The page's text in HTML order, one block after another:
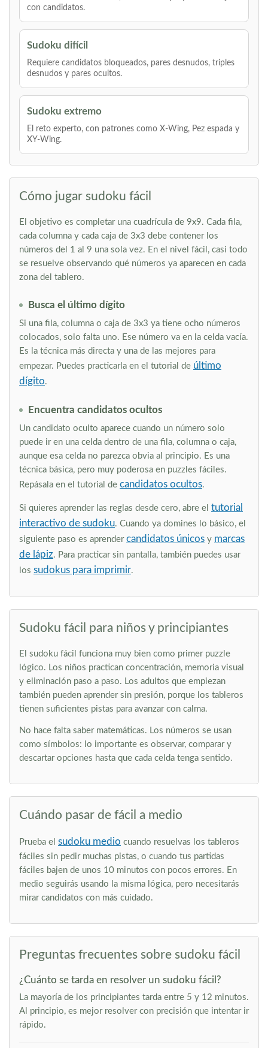
con candidatos.
Sudoku difícil
Requiere candidatos bloqueados, pares desnudos, triples
desnudos y pares ocultos.
Sudoku extremo
El reto experto, con patrones como X-Wing, Pez espada y
XY-Wing.
Cómo jugar sudoku fácil
El objetivo es completar una cuadrícula de 9x9. Cada fila,
cada columna y cada caja de 3x3 debe contener los
números del 1 al 9 una sola vez. En el nivel fácil, casi todo
se resuelve observando qué números ya aparecen en cada
zona del tablero.
Busca el último dígito
Si una fila, columna o caja de 3x3 ya tiene ocho números
colocados, solo falta uno. Ese número va en la celda vacía.
Es la técnica más directa y una de las mejores para
empezar. Puedes practicarla en el tutorial de último
dígito.
Encuentra candidatos ocultos
Un candidato oculto aparece cuando un número solo
puede ir en una celda dentro de una fila, columna o caja,
aunque esa celda no parezca obvia al principio. Es una
técnica básica, pero muy poderosa en puzzles fáciles.
Repásala en el tutorial de candidatos ocultos.
Si quieres aprender las reglas desde cero, abre el tutorial
interactivo de sudoku. Cuando ya domines lo básico, el
siguiente paso es aprender candidatos únicos y marcas
de lápiz. Para practicar sin pantalla, también puedes usar
los sudokus para imprimir.
Sudoku fácil para niños y principiantes
El sudoku fácil funciona muy bien como primer puzzle
lógico. Los niños practican concentración, memoria visual
y eliminación paso a paso. Los adultos que empiezan
también pueden aprender sin presión, porque los tableros
tienen suficientes pistas para avanzar con calma.
No hace falta saber matemáticas. Los números se usan
como símbolos: lo importante es observar, comparar y
descartar opciones hasta que cada celda tenga sentido.
Cuándo pasar de fácil a medio
Prueba el sudoku medio cuando resuelvas los tableros
fáciles sin pedir muchas pistas, o cuando tus partidas
fáciles bajen de unos 10 minutos con pocos errores. En
medio seguirás usando la misma lógica, pero necesitarás
mirar candidatos con más cuidado.
Preguntas frecuentes sobre sudoku fácil
¿Cuánto se tarda en resolver un sudoku fácil?
La mayoría de los principiantes tarda entre 5 y 12 minutos.
Al principio, es mejor resolver con precisión que intentar ir
rápido.